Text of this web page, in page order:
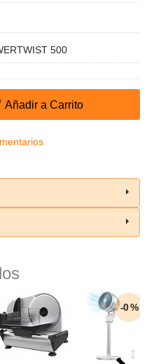
500
Añadir a Carrito
-0 %